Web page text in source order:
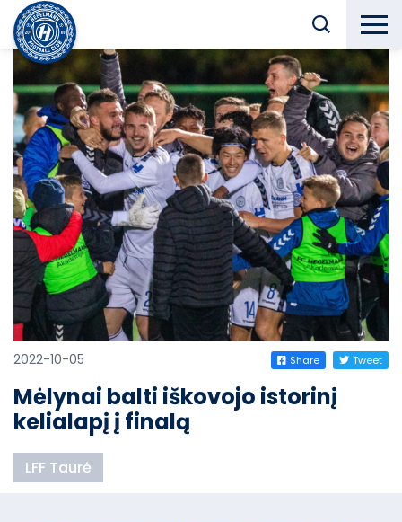
2022-10-05 Share Tweet
Mėlynai balti iškovojo istorinį
kelialapį į finalą
LFF Taurė